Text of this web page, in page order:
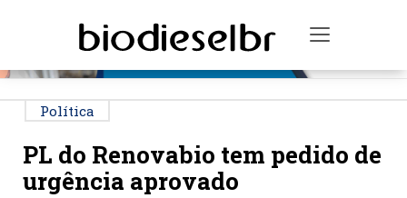
Toggle
Política
PL do Renovabio tem pedido de
urgência aprovado